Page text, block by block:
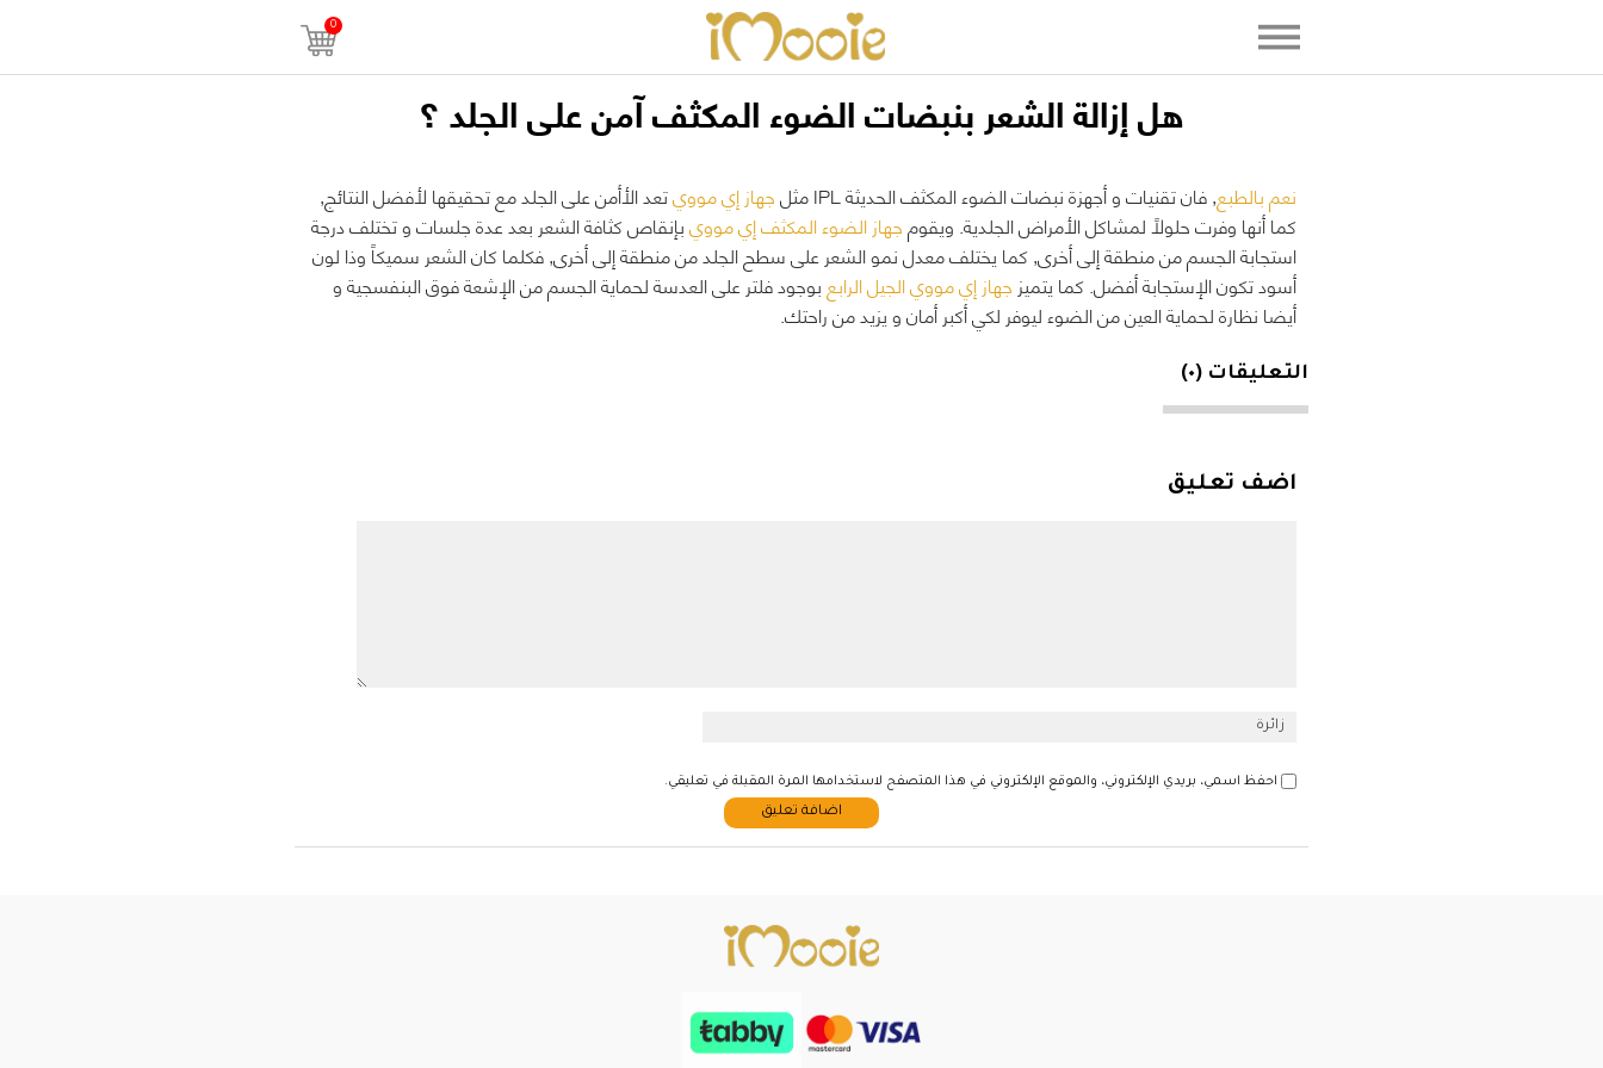
0
ھل إزالة الشعر بنبضات الضوء المكثف آمن على الجلد ؟
نعم بالطبع, فان تقنیات و أجهزة نبضات الضوء المكثف الحدیثة IPL مثل جهاز إي موويتعد الأأمن على الجلد مع تحقیقها لأفضل النتائج,
كما أنها وفرت حلولاً لمشاكل الأمراض الجلدیة. ویقومجهاز الضوء المكثف إي موويبإنقاص كثافة الشعر بعد عدة جلسات و تختلف درجة
استجابة الجسم من منطقة إلى أخرى, كما يختلف معدل نمو الشعر على سطح الجلد من منطقة إلى أخرى, فكلما كان الشعر سمیكاً وذا لون
أسود تكون الإستجابة أفضل. كما يتميز جهاز إي مووي الجيل الرابع بوجود فلتر على العدسة لحمایة الجسم من الإشعة فوق البنفسجیة و
أيضا نظارة لحمایة العین من الضوء ليوفر لكي أكبر أمان و يزيد من راحتك.
التعليقات (٠)
اضف تعليق
احفظ اسمي، بريدي الإلكتروني، والموقع الإلكتروني في هذا المتصفح لاستخدامها المرة المقبلة في تعليقي.